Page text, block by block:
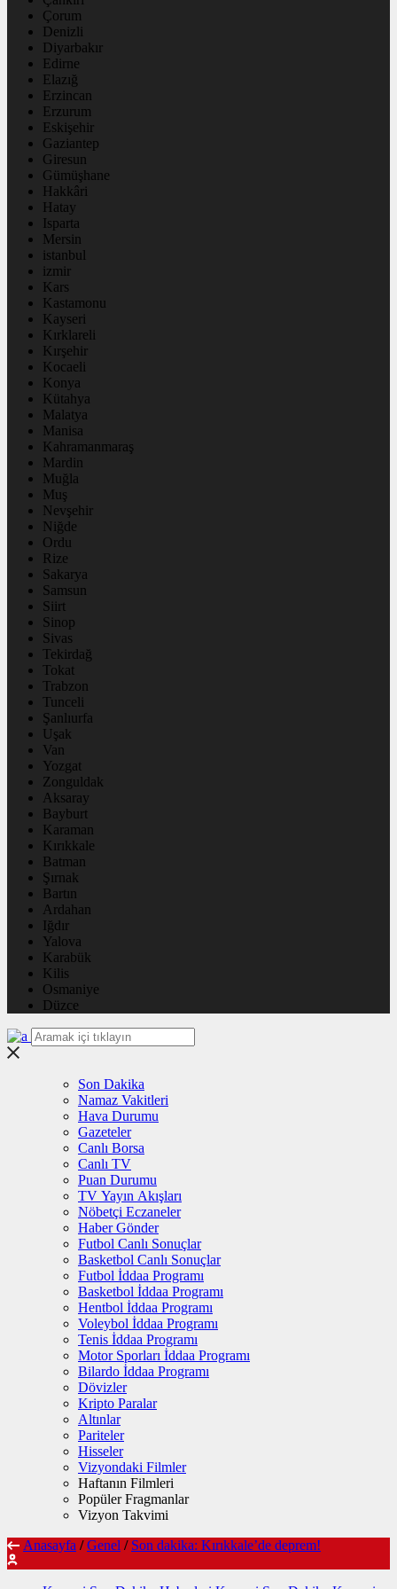
Çorum
Denizli
Diyarbakır
Edirne
Elazığ
Erzincan
Erzurum
Eskişehir
Gaziantep
Giresun
Gümüşhane
Hakkâri
Hatay
Isparta
Mersin
istanbul
izmir
Kars
Kastamonu
Kayseri
Kırklareli
Kırşehir
Kocaeli
Konya
Kütahya
Malatya
Manisa
Kahramanmaraş
Mardin
Muğla
Muş
Nevşehir
Niğde
Ordu
Rize
Sakarya
Samsun
Siirt
Sinop
Sivas
Tekirdağ
Tokat
Trabzon
Tunceli
Şanlıurfa
Uşak
Van
Yozgat
Zonguldak
Aksaray
Bayburt
Karaman
Kırıkkale
Batman
Şırnak
Bartın
Ardahan
Iğdır
Yalova
Karabük
Kilis
Osmaniye
Düzce
Son Dakika
Namaz Vakitleri
Hava Durumu
Gazeteler
Canlı Borsa
Canlı TV
Puan Durumu
TV Yayın Akışları
Nöbetçi Eczaneler
Haber Gönder
Futbol Canlı Sonuçlar
Basketbol Canlı Sonuçlar
Futbol İddaa Programı
Basketbol İddaa Programı
Hentbol İddaa Programı
Voleybol İddaa Programı
Tenis İddaa Programı
Motor Sporları İddaa Programı
Bilardo İddaa Programı
Dövizler
Kripto Paralar
Altınlar
Pariteler
Hisseler
Vizyondaki Filmler
Haftanın Filmleri
Popüler Fragmanlar
Vizyon Takvimi
Anasayfa / Genel / Son dakika: Kırıkkale’de deprem!